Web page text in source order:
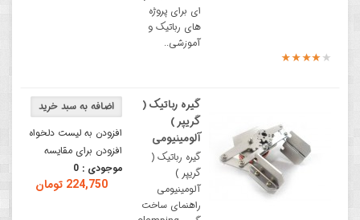
ای برای پروژه
های رباتیک و
آموزشی..
افزودن به لیست دلخواه
افزودن برای مقایسه
موجودی : 0
224,750 تومان
گیره رباتیک (
گریپر )
آلومینیومی
گیره رباتیک (
گریپر )
آلومینیومی
راهنمای ساخت